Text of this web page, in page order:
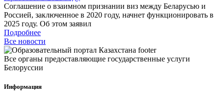
Соглашение о взаимном признании виз между Беларусью и
Россией, заключенное в 2020 году, начнет функционировать в
2025 году. Об этом заявил
Подробнее
Все новости
Все органы предоставляющие государственные услуги
Белоруссии
Информация